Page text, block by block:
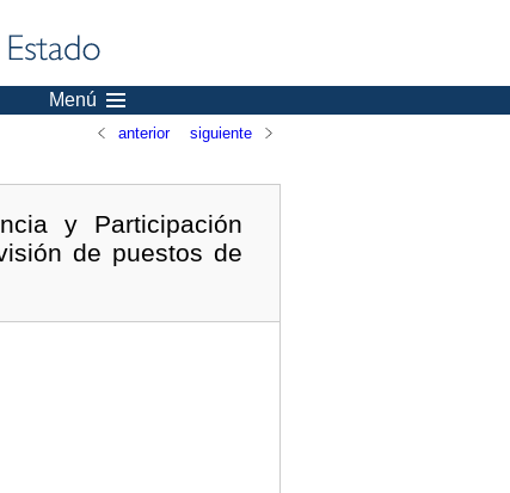
Menú
anterior siguiente
y Participación
de puestos de